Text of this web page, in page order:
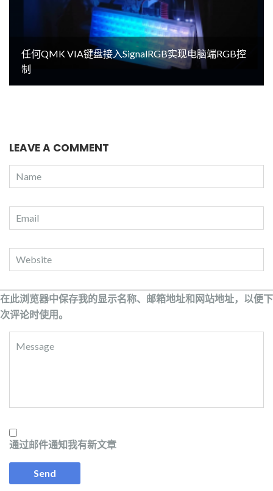
任何QMK VIA键盘接入SignalRGB实现电脑端RGB控
制
LEAVE A COMMENT
在此浏览器中保存我的显示名称、邮箱地址和网站地址，以便下
次评论时使用。
通过邮件通知我有新文章